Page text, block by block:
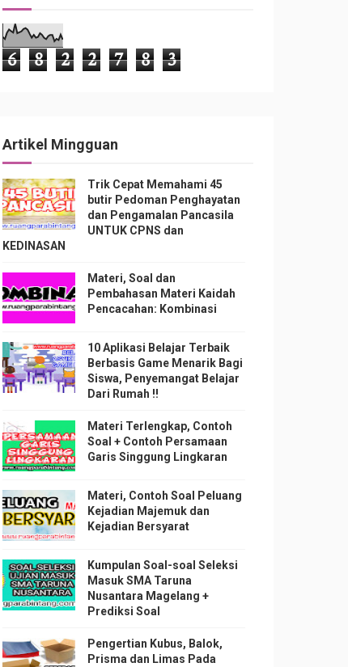
6 8 2 2 7 8 3
Artikel Mingguan
Trik Cepat Memahami 45
butir Pedoman Penghayatan
dan Pengamalan Pancasila
UNTUK CPNS dan
KEDINASAN
Materi, Soal dan
Pembahasan Materi Kaidah
Pencacahan: Kombinasi
10 Aplikasi Belajar Terbaik
Berbasis Game Menarik Bagi
Siswa, Penyemangat Belajar
Dari Rumah !!
Materi Terlengkap, Contoh
Soal + Contoh Persamaan
Garis Singgung Lingkaran
Materi, Contoh Soal Peluang
Kejadian Majemuk dan
Kejadian Bersyarat
Kumpulan Soal-soal Seleksi
Masuk SMA Taruna
Nusantara Magelang +
Prediksi Soal
Pengertian Kubus, Balok,
Prisma dan Limas Pada